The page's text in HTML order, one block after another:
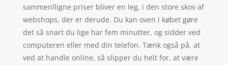
sammenlligne priser bliver en leg, i den store skov af
webshops, der er derude. Du kan oven i købet gøre
det så snart du lige har fem minutter, og sidder ved
computeren eller med din telefon. Tænk også på, at
ved at handle online, så slipper du helt for, at være